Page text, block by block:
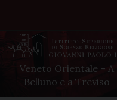
Veneto Orientale – A
Belluno e a Treviso